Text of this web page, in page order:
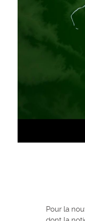
Pour la